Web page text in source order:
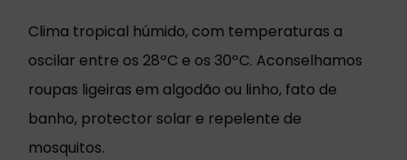
Clima tropical húmido, com temperaturas a
oscilar entre os 28ºC e os 30ºC. Aconselhamos
roupas ligeiras em algodão ou linho, fato de
banho, protector solar e repelente de
mosquitos.